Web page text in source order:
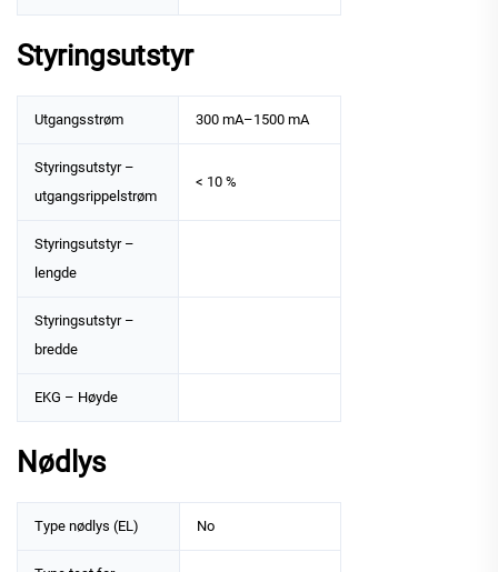
Styringsutstyr
Utgangsstrøm 300 mA–1500 mA
Styringsutstyr –
utgangsrippelstrøm
< 10 %
Styringsutstyr –
lengde
Styringsutstyr –
bredde
EKG – Høyde
Nødlys
Type nødlys (EL) No